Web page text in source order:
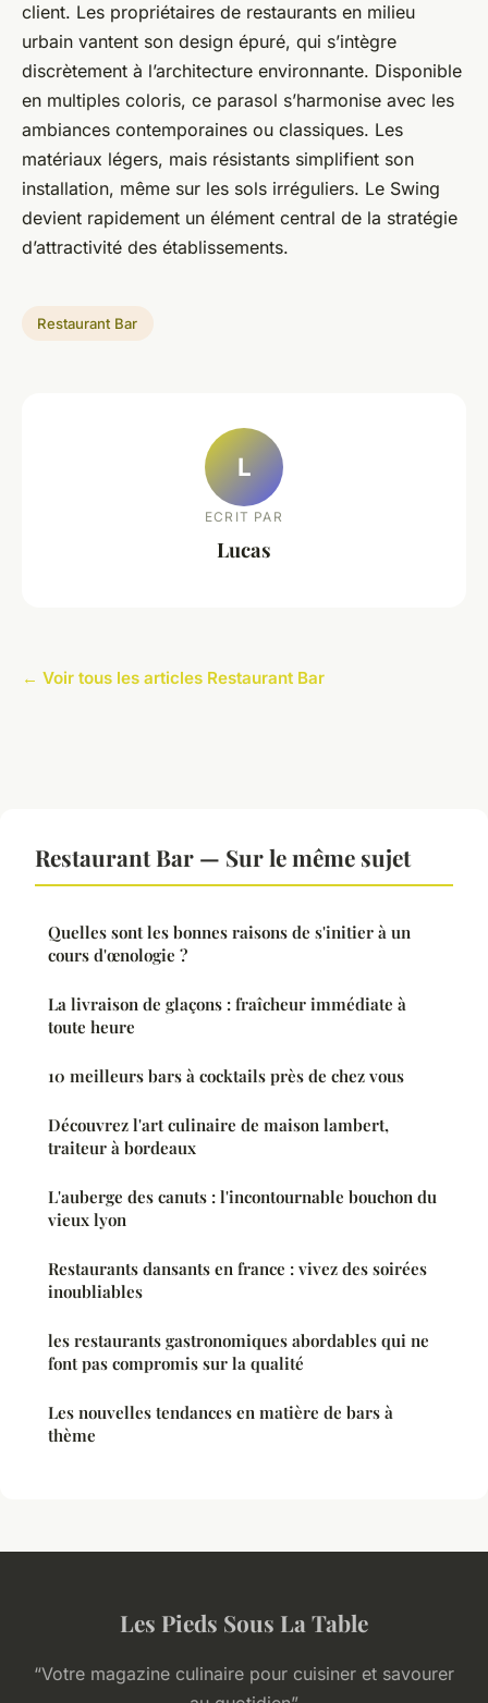
client. Les propriétaires de restaurants en milieu
urbain vantent son design épuré, qui s’intègre
discrètement à l’architecture environnante. Disponible
en multiples coloris, ce parasol s’harmonise avec les
ambiances contemporaines ou classiques. Les
matériaux légers, mais résistants simplifient son
installation, même sur les sols irréguliers. Le Swing
devient rapidement un élément central de la stratégie
d’attractivité des établissements.
Restaurant Bar
L
ECRIT PAR
Lucas
← Voir tous les articles Restaurant Bar
Restaurant Bar — Sur le même sujet
Quelles sont les bonnes raisons de s'initier à un
cours d'œnologie ?
La livraison de glaçons : fraîcheur immédiate à
toute heure
10 meilleurs bars à cocktails près de chez vous
Découvrez l'art culinaire de maison lambert,
traiteur à bordeaux
L'auberge des canuts : l'incontournable bouchon du
vieux lyon
Restaurants dansants en france : vivez des soirées
inoubliables
les restaurants gastronomiques abordables qui ne
font pas compromis sur la qualité
Les nouvelles tendances en matière de bars à
thème
Les Pieds Sous La Table
“Votre magazine culinaire pour cuisiner et savourer